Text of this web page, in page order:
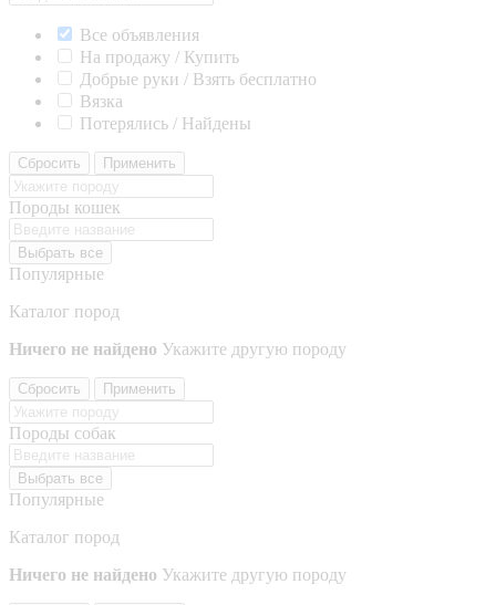
Все объявления
На продажу / Купить
Добрые руки / Взять бесплатно
Вязка
Потерялись / Найдены
Сбросить Применить
Породы кошек
Выбрать все
Популярные
Каталог пород
Ничего не найдено Укажите другую породу
Сбросить Применить
Породы собак
Выбрать все
Популярные
Каталог пород
Ничего не найдено Укажите другую породу